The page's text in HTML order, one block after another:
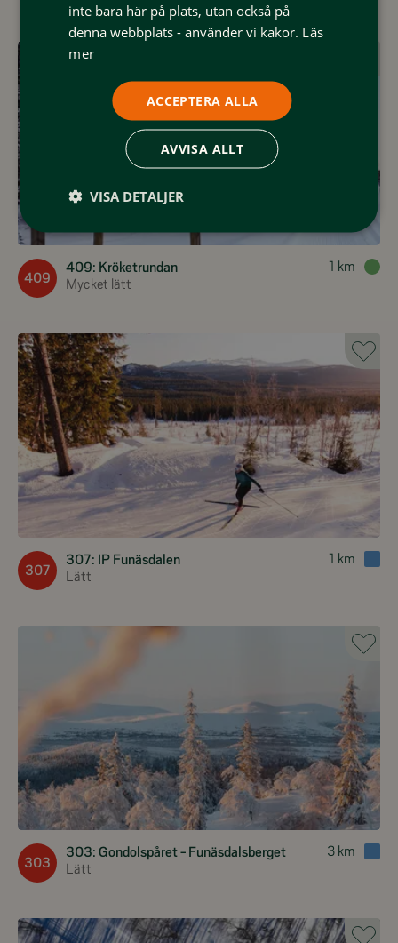
409
409: Kröketrundan
Mycket lätt
1 km
307
307: IP Funäsdalen
Lätt
1 km
303
303: Gondolspåret - Funäsdalsberget
Lätt
3 km
inte bara här på plats, utan också på
denna webbplats - använder vi kakor. Läs
mer
ACCEPTERA ALLA
AVVISA ALLT
VISA DETALJER